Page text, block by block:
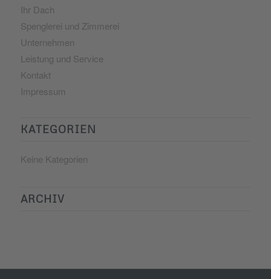
Ihr Dach
Spenglerei und Zimmerei
Unternehmen
Leistung und Service
Kontakt
Impressum
KATEGORIEN
Keine Kategorien
ARCHIV